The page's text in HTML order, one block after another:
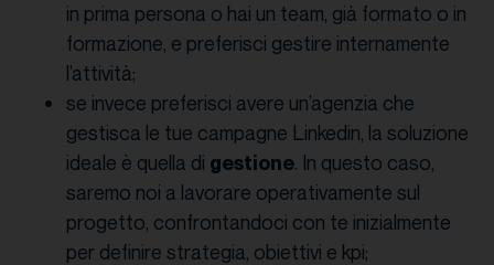
in prima persona o hai un team, già formato o in
formazione, e preferisci gestire internamente
l’attività;
se invece preferisci avere un’agenzia che
gestisca le tue campagne Linkedin, la soluzione
ideale è quella di gestione. In questo caso,
saremo noi a lavorare operativamente sul
progetto, confrontandoci con te inizialmente
per definire strategia, obiettivi e kpi;